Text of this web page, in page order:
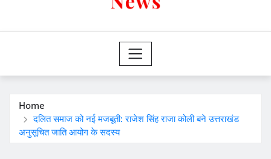
Home
दलित समाज को नई मजबूती: राजेश सिंह राजा कोली बने उत्तराखंड
अनुसूचित जाति आयोग के सदस्य